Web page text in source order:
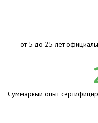
от 5 до 25 лет
Суммарный опыт